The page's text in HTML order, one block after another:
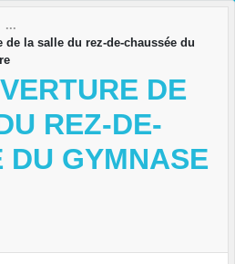
de la salle du rez-de-chaussée du
DE
REZ-DE-
DU GYMNASE